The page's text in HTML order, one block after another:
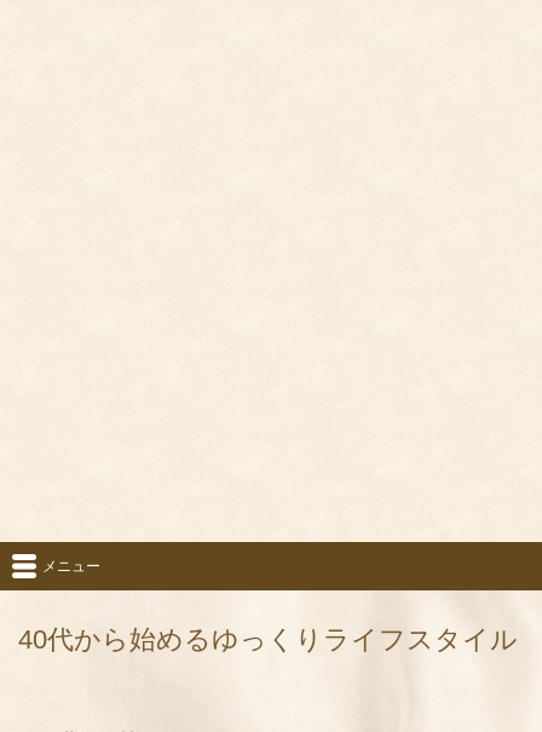
40代から始めるゆっくりライフスタイル
メニュー